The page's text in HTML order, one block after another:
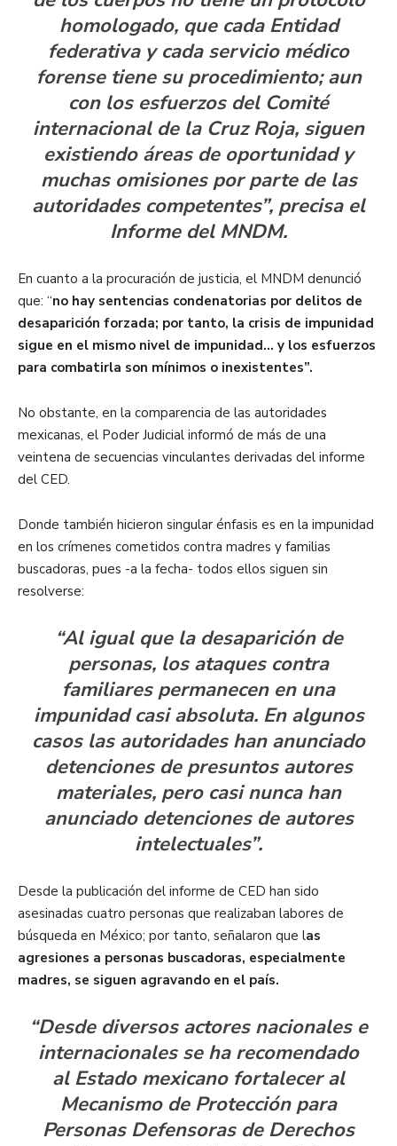
homologado, que cada Entidad
federativa y cada servicio médico
forense tiene su procedimiento; aun
con los esfuerzos del Comité
internacional de la Cruz Roja, siguen
existiendo áreas de oportunidad y
muchas omisiones por parte de las
autoridades competentes”, precisa el
Informe del MNDM.
En cuanto a la procuración de justicia, el MNDM denunció
que: “no hay sentencias condenatorias por delitos de
desaparición forzada; por tanto, la crisis de impunidad
sigue en el mismo nivel de impunidad… y los esfuerzos
para combatirla son mínimos o inexistentes”.
No obstante, en la comparencia de las autoridades
mexicanas, el Poder Judicial informó de más de una
veintena de secuencias vinculantes derivadas del informe
del CED.
Donde también hicieron singular énfasis es en la impunidad
en los crímenes cometidos contra madres y familias
buscadoras, pues -a la fecha- todos ellos siguen sin
resolverse:
“Al igual que la desaparición de
personas, los ataques contra
familiares permanecen en una
impunidad casi absoluta. En algunos
casos las autoridades han anunciado
detenciones de presuntos autores
materiales, pero casi nunca han
anunciado detenciones de autores
intelectuales”.
Desde la publicación del informe de CED han sido
asesinadas cuatro personas que realizaban labores de
búsqueda en México; por tanto, señalaron que las
agresiones a personas buscadoras, especialmente
madres, se siguen agravando en el país.
“Desde diversos actores nacionales e
internacionales se ha recomendado
al Estado mexicano fortalecer al
Mecanismo de Protección para
Personas Defensoras de Derechos